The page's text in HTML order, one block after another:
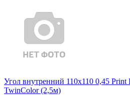
Угол внутренний 110х110 0,45 Print
TwinColor (2,5м)